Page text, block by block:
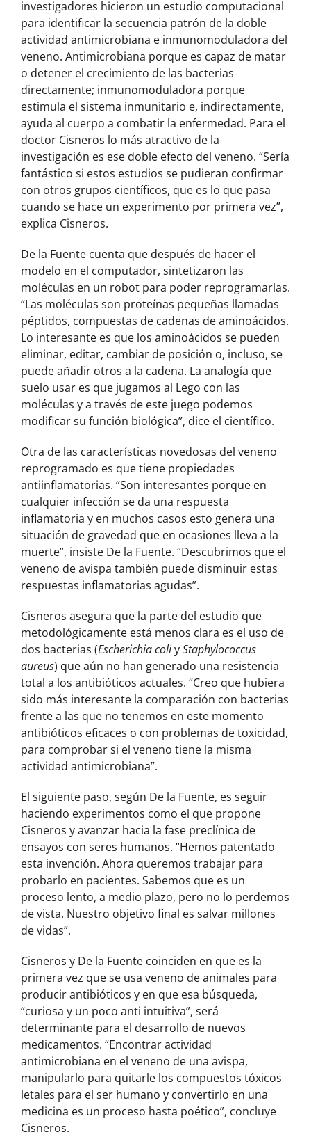
investigadores hicieron un estudio computacional
para identificar la secuencia patrón de la doble
actividad antimicrobiana e inmunomoduladora del
veneno. Antimicrobiana porque es capaz de matar
o detener el crecimiento de las bacterias
directamente; inmunomoduladora porque
estimula el sistema inmunitario e, indirectamente,
ayuda al cuerpo a combatir la enfermedad. Para el
doctor Cisneros lo más atractivo de la
investigación es ese doble efecto del veneno. “Sería
fantástico si estos estudios se pudieran confirmar
con otros grupos científicos, que es lo que pasa
cuando se hace un experimento por primera vez”,
explica Cisneros.
De la Fuente cuenta que después de hacer el
modelo en el computador, sintetizaron las
moléculas en un robot para poder reprogramarlas.
“Las moléculas son proteínas pequeñas llamadas
péptidos, compuestas de cadenas de aminoácidos.
Lo interesante es que los aminoácidos se pueden
eliminar, editar, cambiar de posición o, incluso, se
puede añadir otros a la cadena. La analogía que
suelo usar es que jugamos al Lego con las
moléculas y a través de este juego podemos
modificar su función biológica”, dice el científico.
Otra de las características novedosas del veneno
reprogramado es que tiene propiedades
antiinflamatorias. “Son interesantes porque en
cualquier infección se da una respuesta
inflamatoria y en muchos casos esto genera una
situación de gravedad que en ocasiones lleva a la
muerte”, insiste De la Fuente. “Descubrimos que el
veneno de avispa también puede disminuir estas
respuestas inflamatorias agudas”.
Cisneros asegura que la parte del estudio que
metodológicamente está menos clara es el uso de
dos bacterias (Escherichia coliyStaphylococcus
aureus) que aún no han generado una resistencia
total a los antibióticos actuales. “Creo que hubiera
sido más interesante la comparación con bacterias
frente a las que no tenemos en este momento
antibióticos eficaces o con problemas de toxicidad,
para comprobar si el veneno tiene la misma
actividad antimicrobiana”.
El siguiente paso, según De la Fuente, es seguir
haciendo experimentos como el que propone
Cisneros y avanzar hacia la fase preclínica de
ensayos con seres humanos. “Hemos patentado
esta invención. Ahora queremos trabajar para
probarlo en pacientes. Sabemos que es un
proceso lento, a medio plazo, pero no lo perdemos
de vista. Nuestro objetivo final es salvar millones
de vidas”.
Cisneros y De la Fuente coinciden en que es la
primera vez que se usa veneno de animales para
producir antibióticos y en que esa búsqueda,
“curiosa y un poco anti intuitiva”, será
determinante para el desarrollo de nuevos
medicamentos. “Encontrar actividad
antimicrobiana en el veneno de una avispa,
manipularlo para quitarle los compuestos tóxicos
letales para el ser humano y convertirlo en una
medicina es un proceso hasta poético”, concluye
Cisneros.